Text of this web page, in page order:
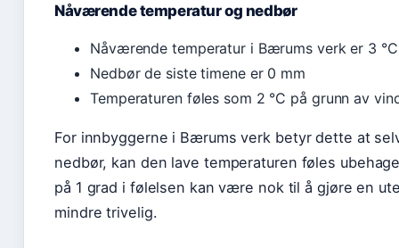
Nåværende temperatur og nedbør
Nåværende temperatur i Bærums verk er 3 °C
Nedbør de siste timene er 0 mm
Temperaturen føles som 2 °C på grunn av
For innbyggerne i Bærums verk betyr dette at
nedbør, kan den lave temperaturen føles
på 1 grad i følelsen kan være nok til å gjøre en
mindre trivelig.